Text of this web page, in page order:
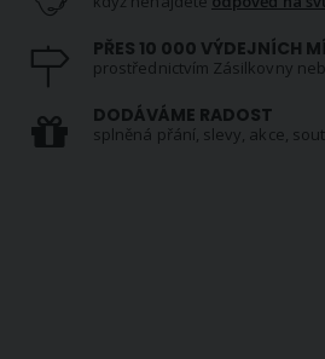
PŘES 10 000 VÝDEJNÍCH
prostřednictvím Zásilkovny
DODÁVÁME RADOST
splněná přání, slevy, akce,